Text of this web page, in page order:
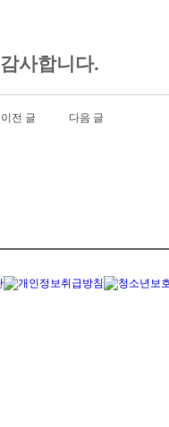
감사합니다.
이전 글 다음 글